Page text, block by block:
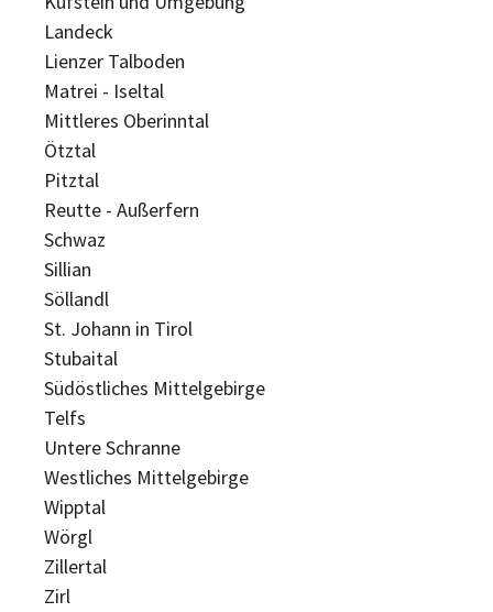
Landeck
Lienzer Talboden
Matrei - Iseltal
Mittleres Oberinntal
Ötztal
Pitztal
Reutte - Außerfern
Schwaz
Sillian
Söllandl
St. Johann in Tirol
Stubaital
Südöstliches Mittelgebirge
Telfs
Untere Schranne
Westliches Mittelgebirge
Wipptal
Wörgl
Zillertal
Zirl